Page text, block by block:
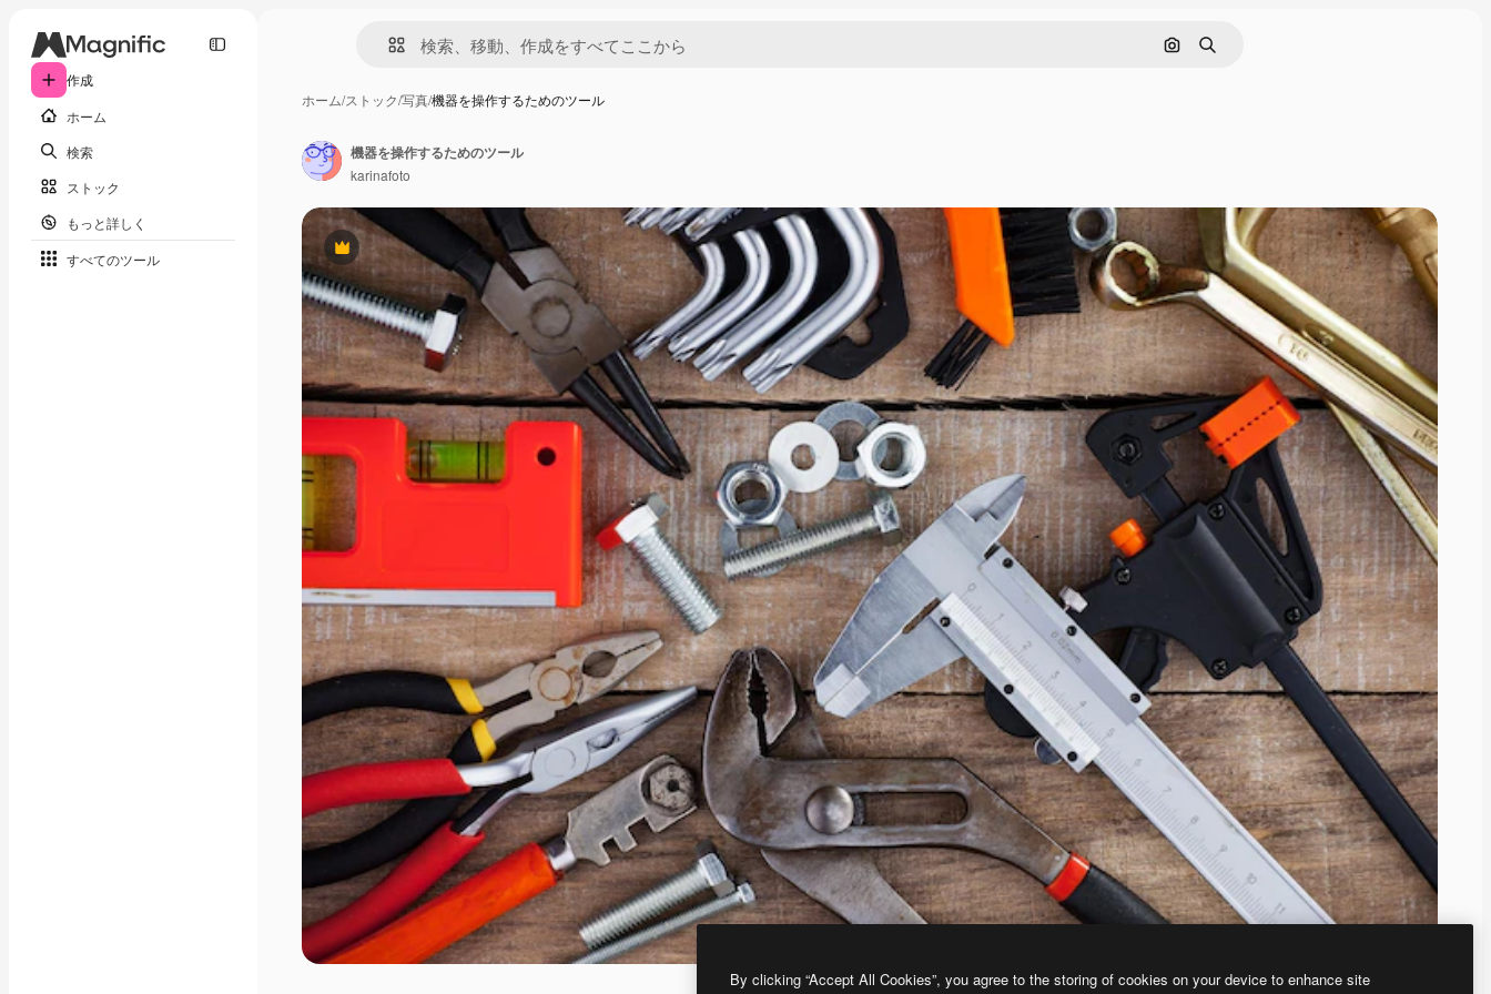
作成
ホーム
検索
ストック
もっと詳しく
すべてのツール
画像で検索
検索
ホーム/ストック/写真/機器を操作するためのツール
Premium
機器を操作するためのツール
karinafoto
By clicking “Accept All Cookies”, you agree to the storing of cookies on your device to enhance site